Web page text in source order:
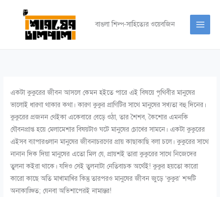
বাঙলা শিল্প-সাহিত্যের ওয়েবজিন
একটা কুকুরের জীবন আসলে কেমন হইতে পারে এই বিষয়ে পৃথিবীর মানুষের
ভালোই ধারণা থাকার কথা। কারণ কুকুর প্রাণিটির সাথে মানুষের সখ্যতা বহু দিনের।
কুকুরের প্রজনন থেইকা একেবারে বেড়ে ওঠা, তার শৈশব, কৈশোর এমনকি
যৌবনপ্রাপ্ত হয়ে মেলামেশার বিষয়টাও ঘটে মানুষের চোখের সামনে। একটা কুকুরের
এইসব ব্যাপারগুলান মানুষের জীবনাচরণের প্রায় কাছাকাছি বলা চলে। কুকুরের সাথে
নানান দিক দিয়া মানুষের এতো মিল যে, প্রায়শই তারা কুকুরের সাথে নিজেদের
তুলনা কইরা থাকে। যদিও সেই তুলনাটা নেতিবাচক অর্থেই! কুকুর হয়তো কারো
কারো কাছে অতি মাখামাখির কিন্তু তারপরও মানুষের জীবন জুড়ে ‘কুকুর’ শব্দটি
অনাকাঙ্ক্ষিত; যেনবা অভিশাপেরই নামান্তর!